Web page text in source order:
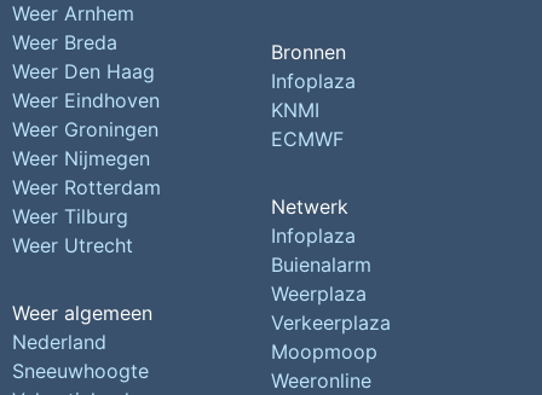
Weer Arnhem
Weer Breda
Weer Den Haag
Weer Eindhoven
Weer Groningen
Weer Nijmegen
Weer Rotterdam
Weer Tilburg
Weer Utrecht
Weer algemeen
Nederland
Sneeuwhoogte
Bronnen
Infoplaza
KNMI
ECMWF
Netwerk
Infoplaza
Buienalarm
Weerplaza
Verkeerplaza
Moopmoop
Weeronline